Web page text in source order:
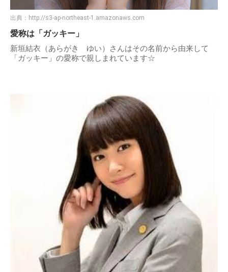
出典： http://s3-ap-northeast-1.amazonaws.com
愛称は「ガッキー」
新垣結衣（あらがき ゆい）さんはその名前から由来して
「ガッキー」の愛称で親しまれています☆